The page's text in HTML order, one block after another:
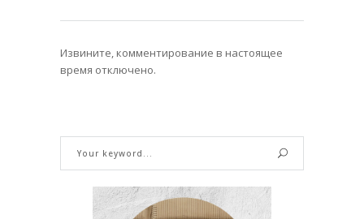
Извините, комментирование в настоящее
время отключено.